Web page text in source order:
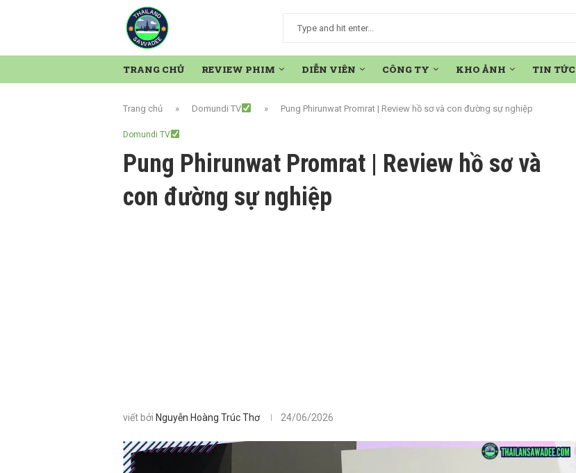
TRANG CHỦ REVIEW PHIM DIỄN VIÊN CÔNG TY KHO ẢNH TIN TỨC
Trang chủ » Domundi TV » Pung Phirunwat Promrat | Review hồ sơ và con đường sự nghiệp
Domundi TV
Pung Phirunwat Promrat | Review hồ sơ và
con đường sự nghiệp
viết bởi Nguyễn Hoàng Trúc Thơ 24/06/2026